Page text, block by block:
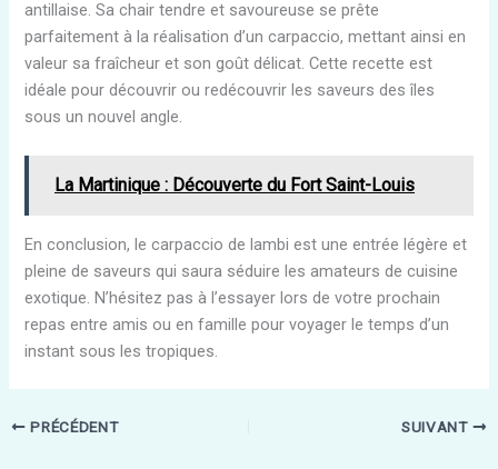
antillaise. Sa chair tendre et savoureuse se prête
parfaitement à la réalisation d’un carpaccio, mettant ainsi en
valeur sa fraîcheur et son goût délicat. Cette recette est
idéale pour découvrir ou redécouvrir les saveurs des îles
sous un nouvel angle.
La Martinique : Découverte du Fort Saint-Louis
En conclusion, le carpaccio de lambi est une entrée légère et
pleine de saveurs qui saura séduire les amateurs de cuisine
exotique. N’hésitez pas à l’essayer lors de votre prochain
repas entre amis ou en famille pour voyager le temps d’un
instant sous les tropiques.
PRÉCÉDENT SUIVANT